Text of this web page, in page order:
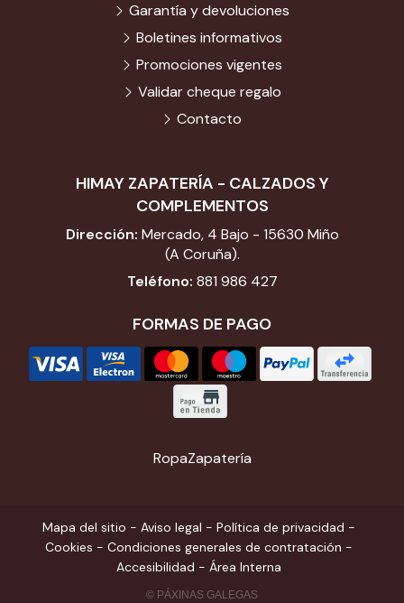
HIMAY ZAPATERÍA - CALZADOS Y
COMPLEMENTOS
Dirección: Mercado, 4 Bajo - 15630 Miño
(A Coruña).
Teléfono: 881 986 427
FORMAS DE PAGO
Garantía y devoluciones
Boletines informativos
Promociones vigentes
Validar cheque regalo
Contacto
RopaZapatería
Mapa del sitio - Aviso legal - Política de privacidad -
Cookies - Condiciones generales de contratación -
Accesibilidad - Área Interna
© PÁXINAS GALEGAS